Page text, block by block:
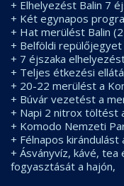
+ Elhelyezést Balin 7
+ Két egynapos
+ Hat merülést Balin
+ Belföldi
+ 7 éjszaka
+ Teljes étkezési
+ 20-22 merülést a
+ Búvár vezetést a
+ Napi 2 nitrox töltést
+ Komodo Nemzeti
+ Félnapos
+ Ásványvíz, kávé,
fogyasztását a hajón,